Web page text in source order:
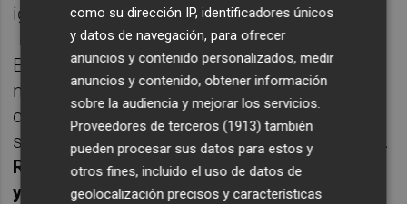
igualado.
Esa ligera pero punible desconexión del
número 2 del mundo se prolongó en el
comienzo del tercer set y cometió tres fallos
seguidos al resto para volver a ir a remolque.
Reaccionó y evitó el despegue de Taylor
y más
.Cuando estaba en su momento más
como su dirección IP, identificadores únicos
y datos de navegación, para ofrecer
anuncios y contenido personalizados, medir
anuncios y contenido, obtener información
sobre la audiencia y mejorar los servicios.
Proveedores de terceros (1913) también
pueden procesar sus datos para estos y
otros fines, incluido el uso de datos de
geolocalización precisos y características